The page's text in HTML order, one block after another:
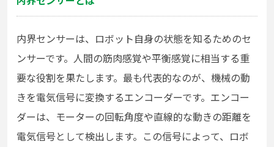
内界センサーは、ロボット自身の状態を知るためのセ
ンサーです。人間の筋肉感覚や平衡感覚に相当する重
要な役割を果たします。最も代表的なのが、機械の動
きを電気信号に変換するエンコーダーです。エンコー
ダーは、モーターの回転角度や直線的な動きの距離を
電気信号として検出します。この信号によって、ロボ